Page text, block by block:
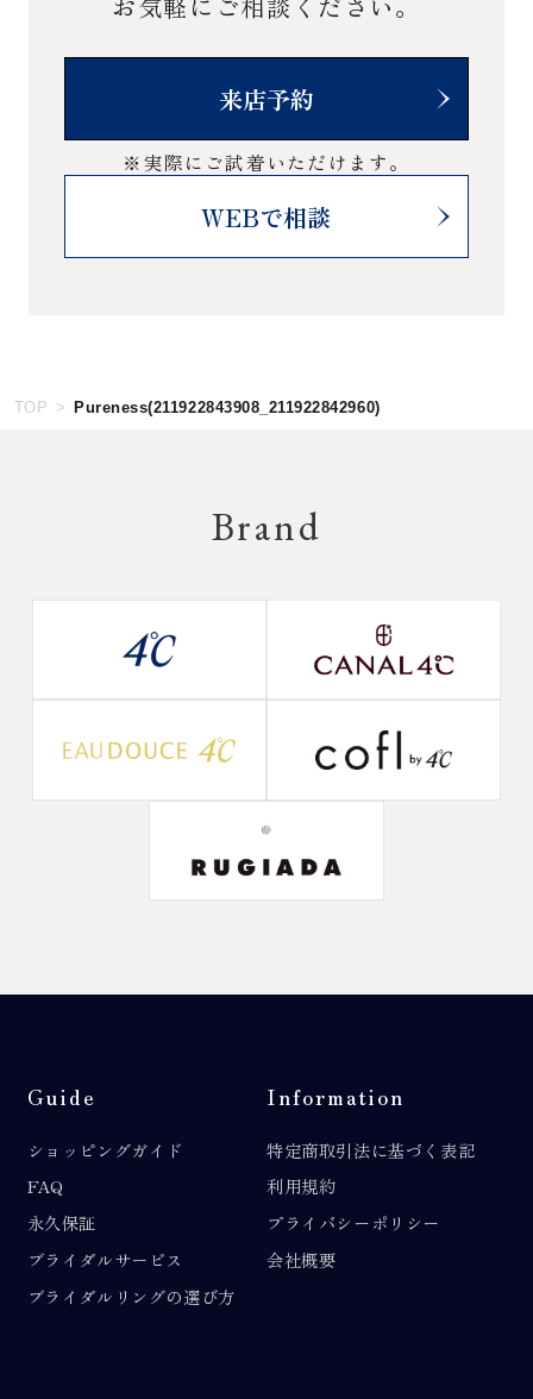
来店予約
※実際にご試着いただけます。
WEBで相談
TOP Pureness(211922843908_211922842960)
Brand
Guide
ショッピングガイド
FAQ
永久保証
ブライダルサービス
ブライダルリングの選び方
Information
特定商取引法に基づく表記
利用規約
プライバシーポリシー
会社概要